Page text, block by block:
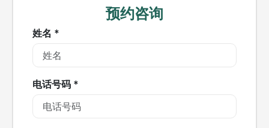
预约咨询
姓名 *
电话号码 *